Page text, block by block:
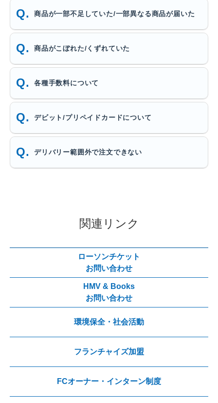
商品が一部不足していた/一部異なる商品が届いた
商品がこぼれた/くずれていた
各種手数料について
デビット/プリペイドカードについて
デリバリー範囲外で注文できない
関連リンク
ローソンチケット
お問い合わせ
HMV & Books
お問い合わせ
環境保全・社会活動
フランチャイズ加盟
FCオーナー・インターン制度